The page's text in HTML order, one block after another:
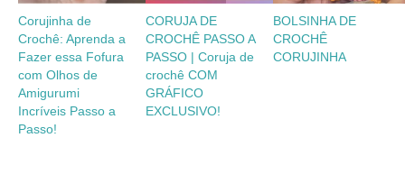
Corujinha de
Crochê: Aprenda a
Fazer essa Fofura
com Olhos de
Amigurumi
Incríveis Passo a
Passo!
CORUJA DE
CROCHÊ PASSO A
PASSO | Coruja de
crochê COM
GRÁFICO
EXCLUSIVO!
BOLSINHA DE
CROCHÊ
CORUJINHA